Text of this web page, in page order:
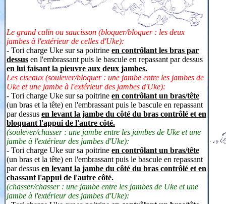
Le grand calin ou saucisson (bloquer/bloquer: les deux
jambes à l'extérieur de celles d'Uke):
- Tori charge Uke sur sa poitrine en contrôlant les bras par
dessus en l'embrassant puis le bascule en repassant par dessus
en lui faisant la pieuvre aux deux jambes.
Les ciseaux (soulever/bloquer : une jambe entre les jambes de
Uke et une jambe à l'extérieur des jambes d'Uke):
- Tori charge Uke sur sa poitrine en contrôlant un bras/tête
(un bras et la tête) en l'embrassant puis le bascule en repassant
par dessus en levant la jambe du côté du bras contrôlé et en
bloquant l'appui de l'autre côté.
(soulever/chasser : une jambe entre les jambes de Uke et une
jambe à l'extérieur des jambes d'Uke):
- Tori charge Uke sur sa poitrine en contrôlant un bras/tête
(un bras et la tête) en l'embrassant puis le bascule en repassant
par dessus en levant la jambe du côté du bras contrôlé et en
chassant l'appui de l'autre côté.
(chasser/chasser : une jambe entre les jambes de Uke et une
jambe à l'extérieur des jambes d'Uke):